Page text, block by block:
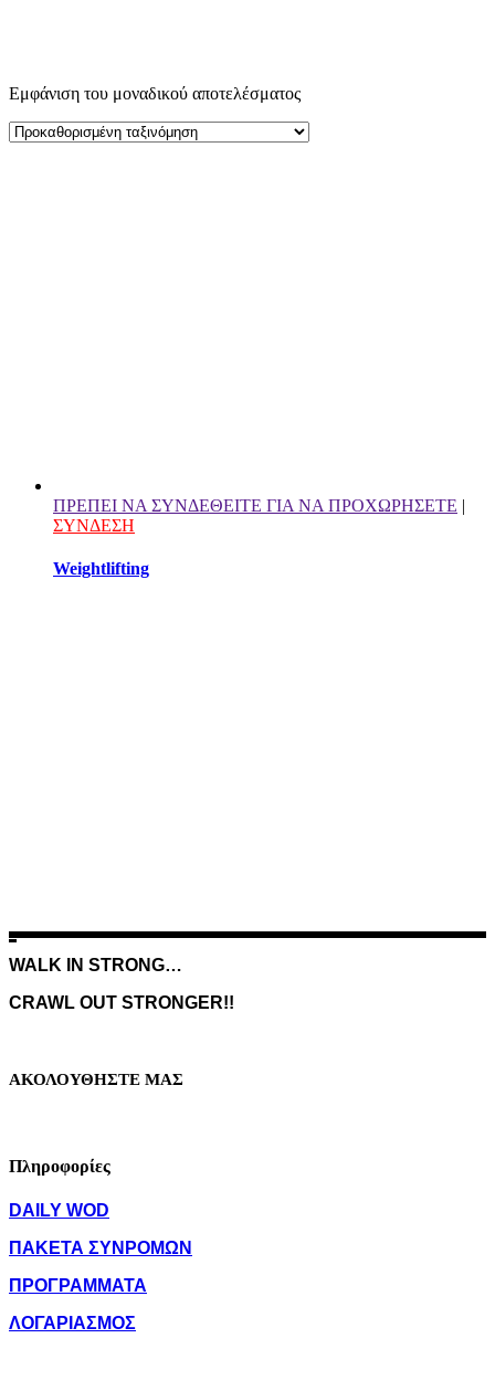
Εμφάνιση του μοναδικού αποτελέσματος
ΠΡΕΠΕΙ ΝΑ ΣΥΝΔΕΘΕΙΤΕ ΓΙΑ ΝΑ ΠΡΟΧΩΡΗΣΕΤΕ |
ΣΥΝΔΕΣΗ
Weightlifting
WALK IN STRONG…
CRAWL OUT STRONGER!!
ΑΚΟΛΟΥΘΗΣΤΕ ΜΑΣ
Πληροφορίες
DAILY WOD
ΠΑΚΕΤΑ ΣΥΝΡΟΜΩΝ
ΠΡΟΓΡΑΜΜΑΤΑ
ΛΟΓΑΡΙΑΣΜΟΣ